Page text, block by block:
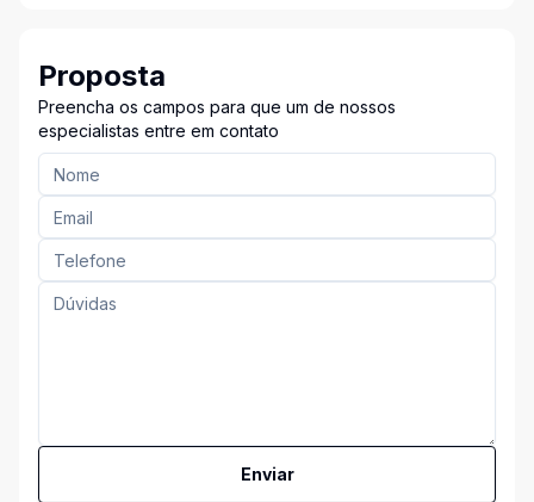
Proposta
Preencha os campos para que um de nossos
especialistas entre em contato
Enviar